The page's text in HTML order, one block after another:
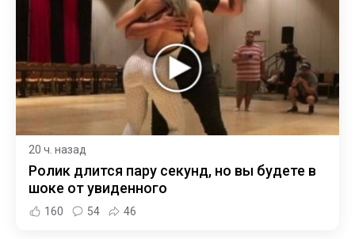
20 ч. назад
Ролик длится пару секунд, но вы будете в
шоке от увиденного
160 54 46